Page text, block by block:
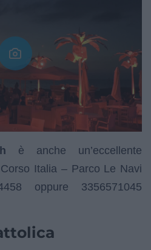
è anche un’eccellente
Italia – Parco Le Navi
oppure 3356571045